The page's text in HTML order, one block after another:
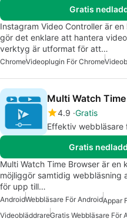
Gratis
Instagram Video Controller är
gör det enklare att hantera
verktyg är utformat för att…
ChromeVideoplugin För Chrome
Multi Watch
4.9 Gratis
Effektiv webbläsare
Gratis
Multi Watch Time Browser är
möjliggör samtidig webbläsning
för upp till…
AndroidWebbläsare För Android
VideobläddrareGratis Webbläsare För